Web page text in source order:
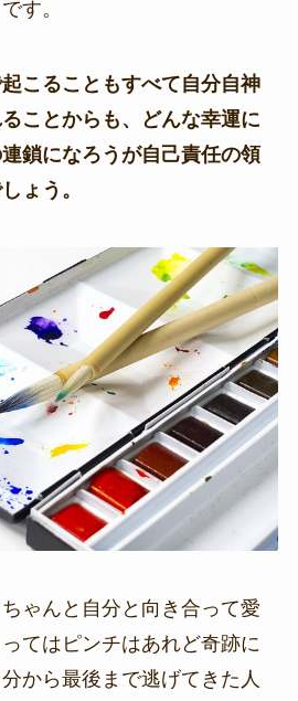
す。
こることもすべて自分自神
ことからも、どんな幸運に
鎖になろうが自己責任の領
ょう。
ゃんと自分と向き合って愛
てはピンチはあれど奇跡に
から最後まで逃げてきた人